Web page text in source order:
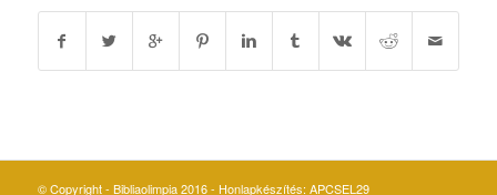
© Copyright - Bibliaolimpia 2016 - Honlapkészítés: APCSEL29